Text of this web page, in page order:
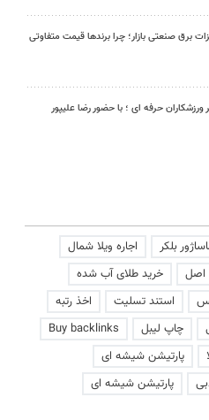
برق صنعتی بازار؛ چرا برندها قیمت متفاوتی
حرفه ای ؛ با حضور رضا علیپور
بلکر
اجاره ویلا شمال
اصل
خرید طلای آب شده
استند تسلیت
اخذ رتبه
چاپ لیبل
Buy backlinks
پارتیشن شیشه ای
پارتیشن شیشه ای